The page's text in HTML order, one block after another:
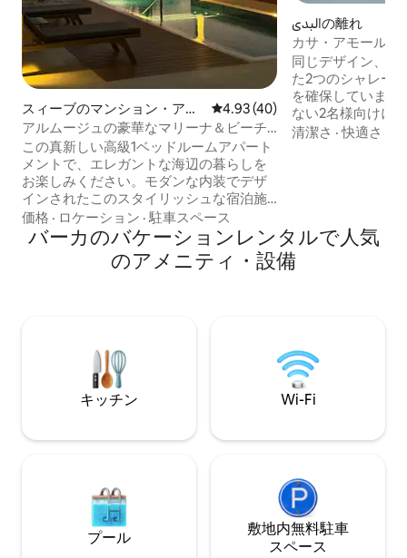
スィーブのマンション・アパ
ート
レビュー40件、5つ星中4.93つ
4.93 (40)
アルムージュの豪華なマリーナ＆ビーチ
フロントのアパート
この真新しい高級1ベッドルームアパート
メントで、エレガントな海辺の暮らしを
お楽しみください。モダンな内装でデザ
インされたこのスタイリッシュな宿泊施
設は、快適さとプライバシーを提供し、
マスカットで最も高級なウォーターフロ
ントコミュニティ内にあり、空港から10
分の距離に位置しています。さらに、リ
れる素晴らしい施設をご利用いただけま
ウナとスチームルーム
価格 · ロケーション ·駐車スペース
البديの離れ
カサ・アモール・
同じデザイン、デ
た2つのシャレー
を確保しています シャレーは子供連れの
ない2名様向けに設計
しの予約の場合、
に調整され、設計さ
レーの設備 コー
コーナー 温水プ
清潔さ ·快適さ
バーカのバケーションレンタルで人気
のアメニティ・設備
キッチン Wi-Fi
プール
敷地内無料駐⁠車
ス⁠ペ⁠ー⁠ス